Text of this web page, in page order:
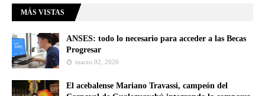
MÁS VISTAS
ANSES: todo lo necesario para acceder a las Becas
Progresar
marzo 02, 2026
El acebalense Mariano Travassi, campeón del